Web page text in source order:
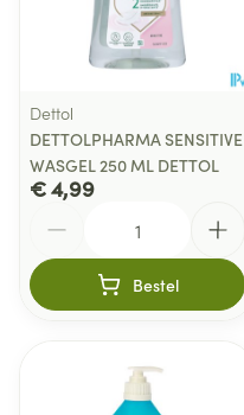
Dettol
DETTOLPHARMA SENSITIVE
WASGEL 250 ML DETTOL
€ 4,99
Bestel